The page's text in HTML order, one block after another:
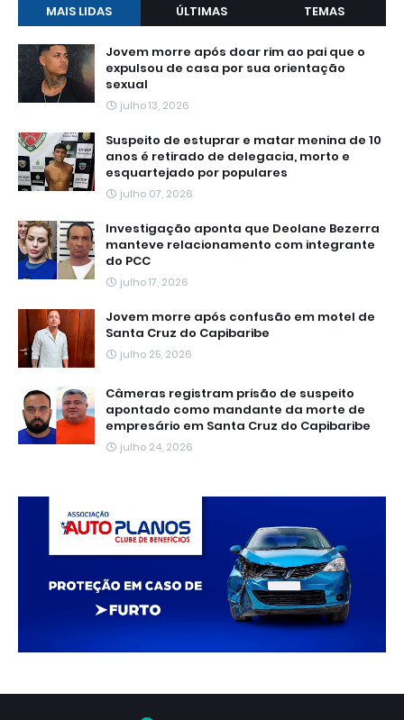
MAIS LIDAS ÚLTIMAS TEMAS
Jovem morre após doar rim ao pai que o
expulsou de casa por sua orientação
sexual
julho 13, 2026
Suspeito de estuprar e matar menina de 10
anos é retirado de delegacia, morto e
esquartejado por populares
julho 07, 2026
Investigação aponta que Deolane Bezerra
manteve relacionamento com integrante
do PCC
julho 17, 2026
Jovem morre após confusão em motel de
Santa Cruz do Capibaribe
julho 25, 2026
Câmeras registram prisão de suspeito
apontado como mandante da morte de
empresário em Santa Cruz do Capibaribe
julho 24, 2026